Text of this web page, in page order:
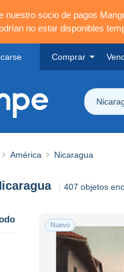
nuestro socio de pagos
no estar disponibles
Comprar
América Nicaragua
407 objetos
Nuevo